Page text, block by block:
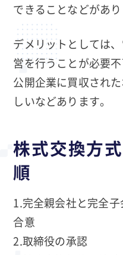
できることなどがあり
デメリットとしては
営を行うことが必要
公開企業に買収され
しいなどあります。
株式交換方
順
1.完全親会社と完全
合意
2.取締役の承認